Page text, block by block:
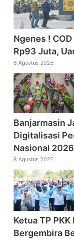
Ngenes !
Rp93 Juta,
8 Agustus 2026
Banjarmasin
Digitalisasi
Nasional 2026
8 Agustus 2026
‎Ketua TP
Bergembira